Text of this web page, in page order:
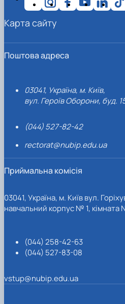
Поштова адреса
03041, Україна, м. Київ,
вул. Героїв Оборони, буд.
(044) 527-82-42
rectorat@nubip.edu.ua
Приймальна комісія
03041, Україна, м. Київ вул.
навчальний корпус № 1, кімната
(044) 258-42-63
(044) 527-83-08
vstup@nubip.edu.ua
Карта сайту